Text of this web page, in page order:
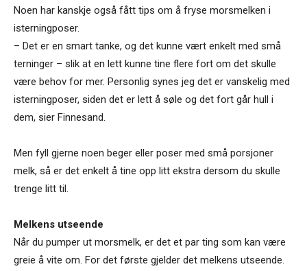
Noen har kanskje også fått tips om å fryse morsmelken i
isterningposer.
– Det er en smart tanke, og det kunne vært enkelt med små
terninger – slik at en lett kunne tine flere fort om det skulle
være behov for mer. Personlig synes jeg det er vanskelig med
isterningposer, siden det er lett å søle og det fort går hull i
dem, sier Finnesand.
Men fyll gjerne noen beger eller poser med små porsjoner
melk, så er det enkelt å tine opp litt ekstra dersom du skulle
trenge litt til.
Melkens utseende
Når du pumper ut morsmelk, er det et par ting som kan være
greie å vite om. For det første gjelder det melkens utseende.